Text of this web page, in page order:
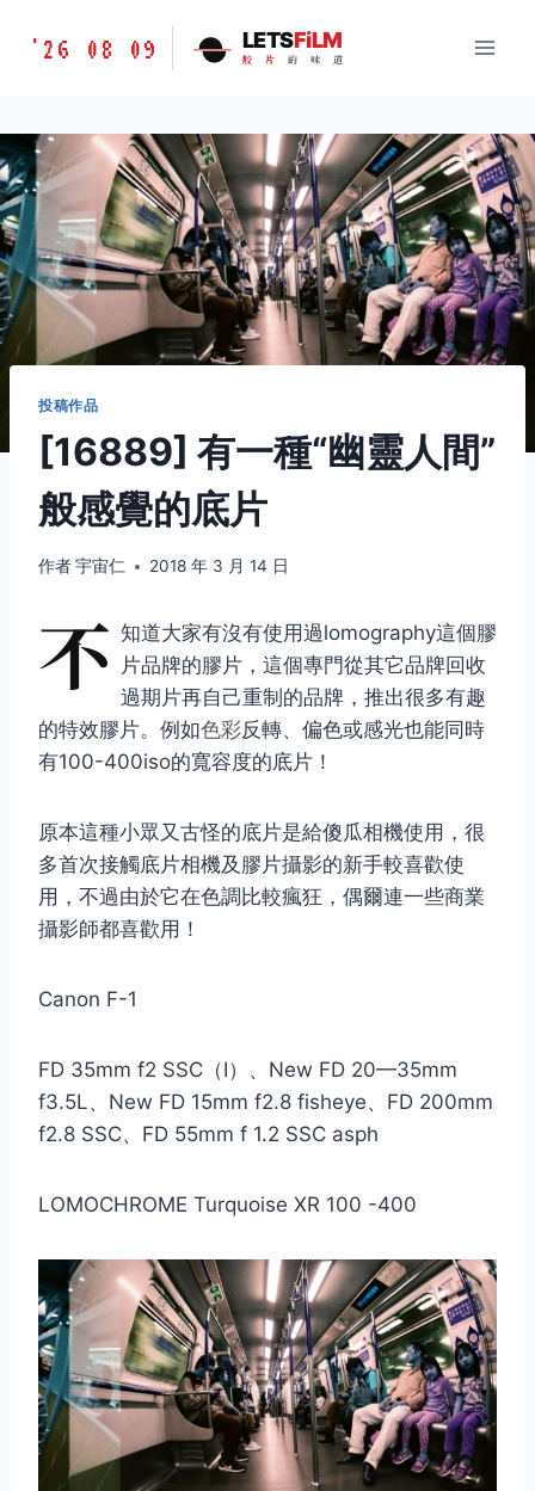
胶
味
道
LETSFILM
'26 08 09 LETSFiLM
胶 片 的 味 道
投稿作品
[16889] 有一種“幽靈人間”
般感覺的底片
作者宇宙仁 2018 年 3 月 14 日
不 知道大家有沒有使用過lomography這個膠
片品牌的膠片，這個專門從其它品牌回收
過期片再自己重制的品牌，推出很多有趣
的特效膠片。例如色彩反轉、偏色或感光也能同時
有100-400iso的寬容度的底片！
原本這種小眾又古怪的底片是給傻瓜相機使用，很
多首次接觸底片相機及膠片攝影的新手較喜歡使
用，不過由於它在色調比較瘋狂，偶爾連一些商業
攝影師都喜歡用！
Canon F-1
FD 35mm f2 SSC（Ⅰ）、New FD 20—35mm
f3.5L、New FD 15mm f2.8 fisheye、FD 200mm
f2.8 SSC、FD 55mm f 1.2 SSC asph
LOMOCHROME Turquoise XR 100 -400